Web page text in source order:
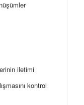
iletimi
kontrol